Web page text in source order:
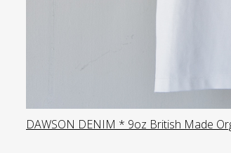
DAWSON DENIM * 9oz British Made